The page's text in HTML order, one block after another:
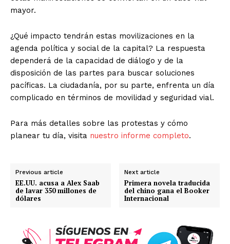
mayor.
¿Qué impacto tendrán estas movilizaciones en la
agenda política y social de la capital? La respuesta
dependerá de la capacidad de diálogo y de la
disposición de las partes para buscar soluciones
pacíficas. La ciudadanía, por su parte, enfrenta un día
complicado en términos de movilidad y seguridad vial.
Para más detalles sobre las protestas y cómo
planear tu día, visita nuestro informe completo.
Previous article
EE.UU. acusa a Alex Saab
de lavar 350 millones de
dólares
Next article
Primera novela traducida
del chino gana el Booker
Internacional